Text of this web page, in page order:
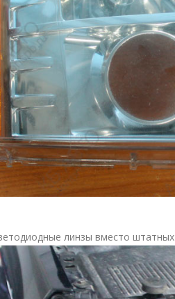
линзы вместо штатных